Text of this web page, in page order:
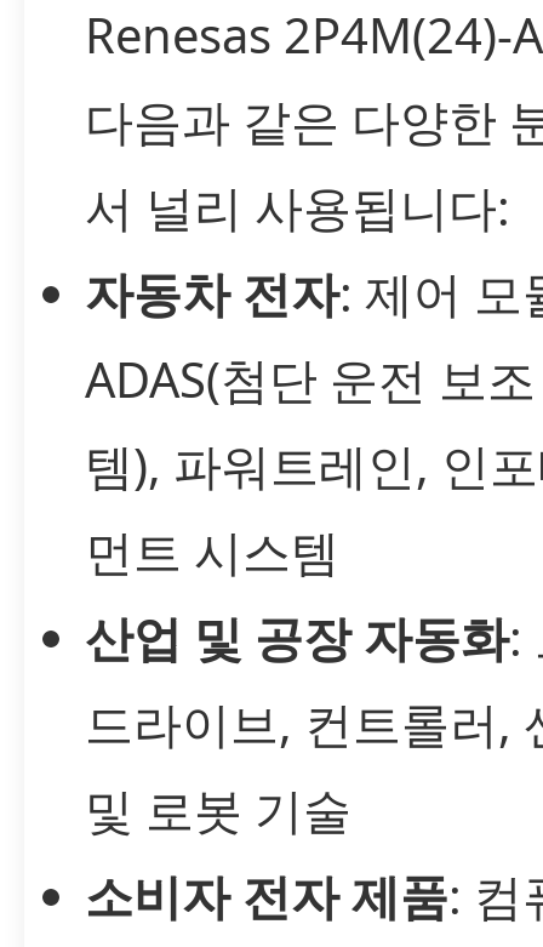
Renesas 2P4M(24)-
다음과 같은 다양한
서 널리 사용됩니다:
자동차 전자: 제어 모
ADAS(첨단 운전 보
템), 파워트레인, 인
먼트 시스템
산업 및 공장 자동화:
드라이브, 컨트롤러,
및 로봇 기술
소비자 전자 제품: 컴